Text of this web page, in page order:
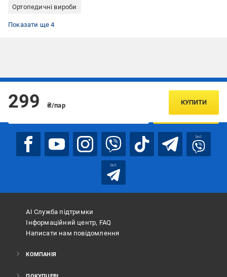
Ортопедичні вироби
Все для бігу
Лікувальні наколінники
Еластичні наколінники
Наколінники з собачої шерсті
Показати ще 4
299 ₴/пар КУПИТИ
Підписуйтесь, щоб дізнаватись першим про акції та пропозиції
ПІДПИСАТИСЯ
bot
bot
АІ Служба підтримки
Інформаційний центр, FAQ
Написати нам повідомлення
КОМПАНІЯ